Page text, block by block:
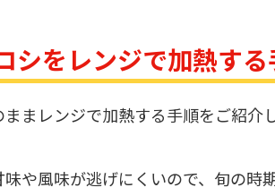
シをレンジで加熱す
まレンジで加熱する手順をご紹介し
や風味が逃げにくいので、旬の時